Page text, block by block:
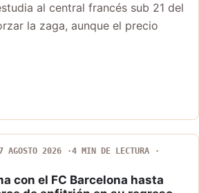
al central francés sub 21 del
la zaga, aunque el precio
AGOSTO 2026
4 MIN DE LECTURA
con el FC Barcelona hasta